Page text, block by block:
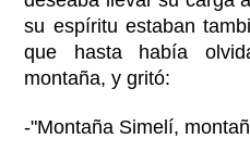
su espíritu estaban
que hasta había
montaña, y gritó:
-"Montaña Simelí,